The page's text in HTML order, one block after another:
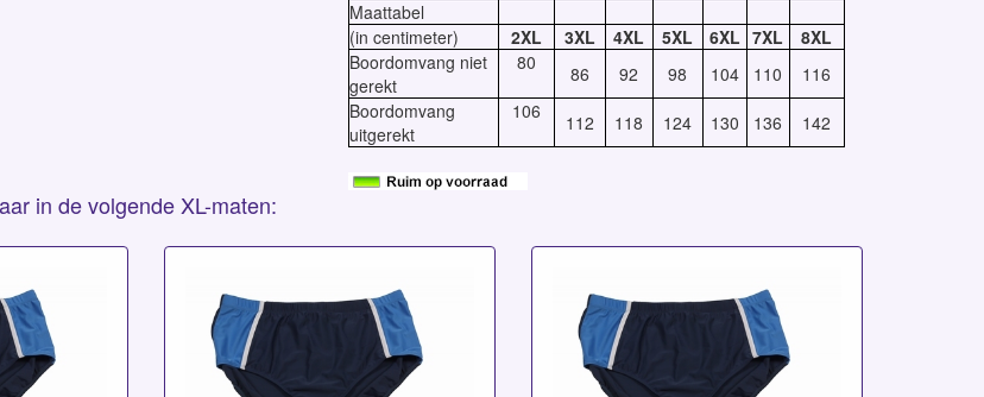
Maattabel
(in centimeter)
2XL 3XL 4XL 5XL 6XL 7XL
8XL
Boordomvang niet
gerekt
80 86 92 98 104 110
116
Boordomvang
uitgerekt
106 112 118 124 130 136 142
in de volgende XL-maten: